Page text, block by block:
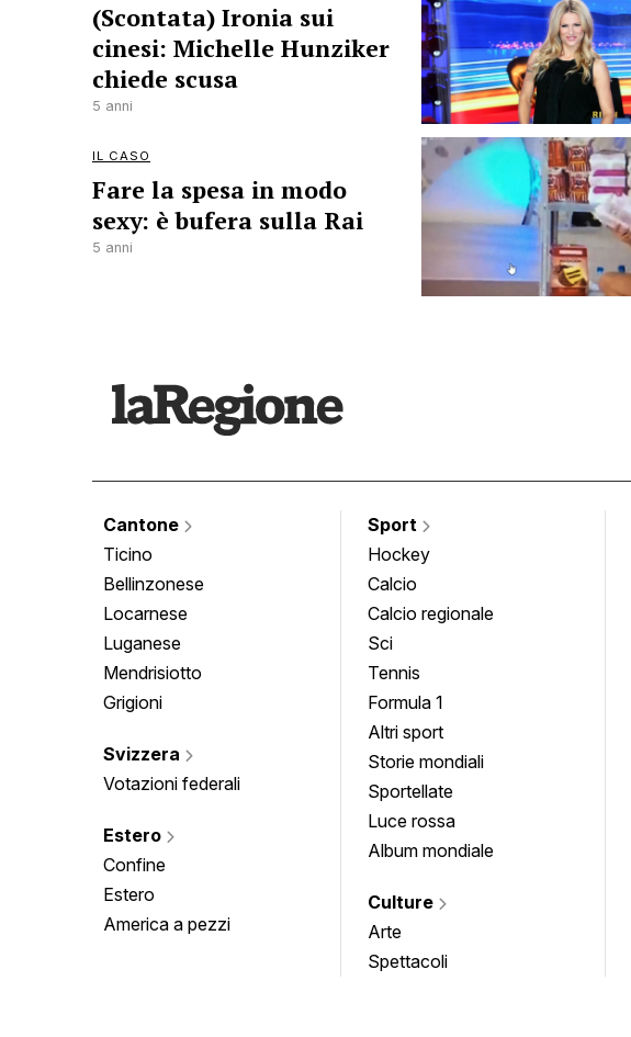
(Scontata) Ironia sui
cinesi: Michelle Hunziker
chiede scusa
5 anni
IL CASO
Fare la spesa in modo
sexy: è bufera sulla Rai
5 anni
Cantone
Ticino
Bellinzonese
Locarnese
Luganese
Mendrisiotto
Grigioni
Svizzera
Votazioni federali
Estero
Confine
Estero
America a pezzi
Sport
Hockey
Calcio
Calcio regionale
Sci
Tennis
Formula 1
Altri sport
Storie mondiali
Sportellate
Luce rossa
Album mondiale
Culture
Arte
Spettacoli